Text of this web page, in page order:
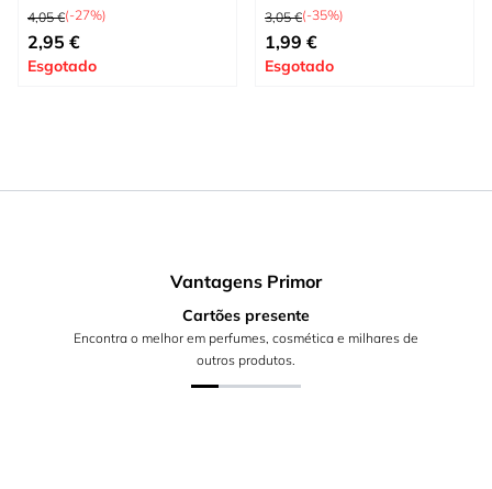
Preço Normal
4,05 €(-27%)
Preço Especial
2,95 €
Esgotado
Preço Normal
3,05 €(-35%)
Preço Especial
1,99 €
Esgotado
Vantagens Primor
Cartões presente
Encontra o melhor em perfumes, cosmética e milhares de
outros produtos.